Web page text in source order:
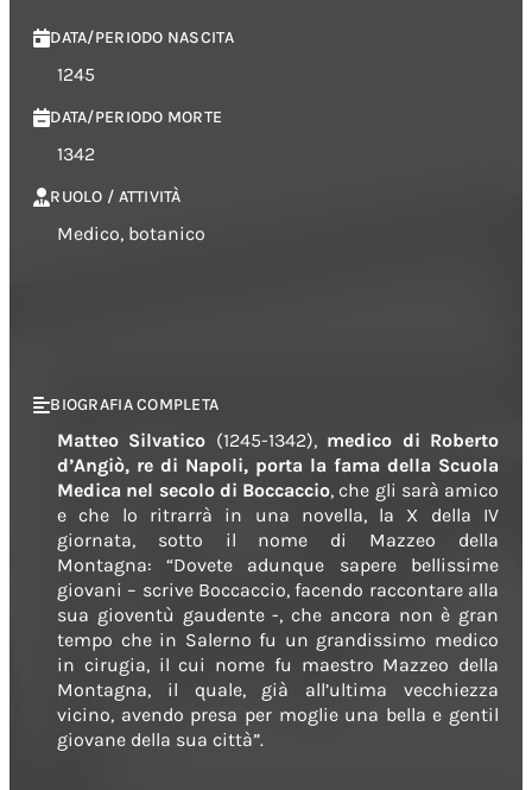
DATA/PERIODO NASCITA
1245
DATA/PERIODO MORTE
1342
RUOLO / ATTIVITÀ
Medico, botanico
BIOGRAFIA COMPLETA
Matteo Silvatico (1245-1342), medico di Roberto
d’Angiò, re di Napoli, porta la fama della Scuola
Medica nel secolo di Boccaccio, che gli sarà amico
e che lo ritrarrà in una novella, la X della IV
giornata, sotto il nome di Mazzeo della
Montagna: “Dovete adunque sapere bellissime
giovani – scrive Boccaccio, facendo raccontare alla
sua gioventù gaudente -, che ancora non è gran
tempo che in Salerno fu un grandissimo medico
in cirugia, il cui nome fu maestro Mazzeo della
Montagna, il quale, già all’ultima vecchiezza
vicino, avendo presa per moglie una bella e gentil
giovane della sua città”.